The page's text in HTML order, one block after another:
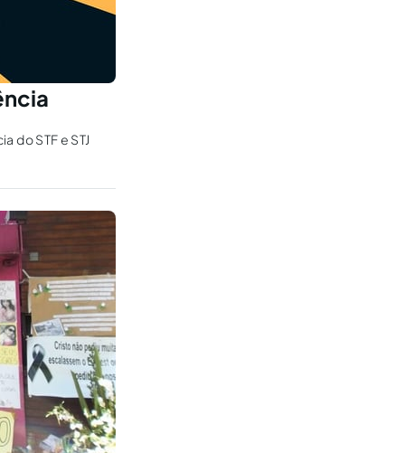
do STF e STJ